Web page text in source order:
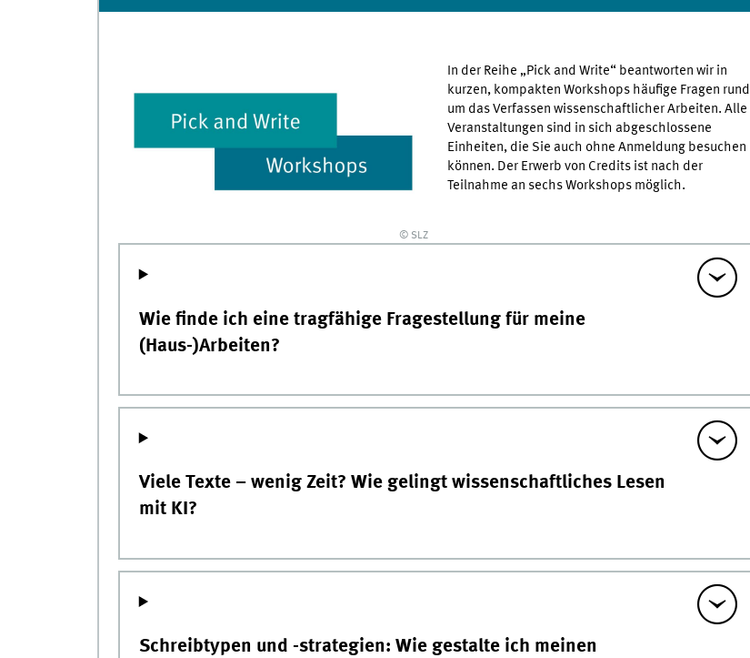
© SLZ
In der Reihe „Pick and Write“ beantworten wir in
kurzen, kompakten Workshops häufige Fragen rund
um das Verfassen wissenschaftlicher Arbeiten. Alle
Veranstaltungen sind in sich abgeschlossene
Einheiten, die Sie auch ohne Anmeldung besuchen
können. Der Erwerb von Credits ist nach der
Teilnahme an sechs Workshops möglich.
Wie finde ich eine tragfähige Fragestellung für meine
(Haus-)Arbeiten?
Viele Texte – wenig Zeit? Wie gelingt wissenschaftliches Lesen
mit KI?
Schreibtypen und -strategien: Wie gestalte ich meinen